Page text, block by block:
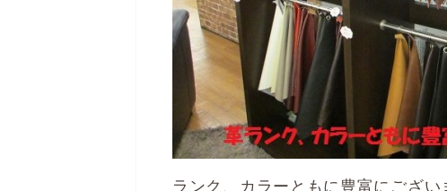
ランク、カラーともに豊富にござい